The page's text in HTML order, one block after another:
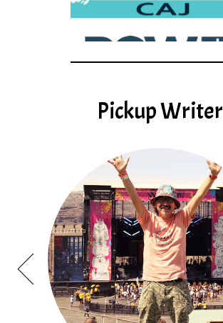
Pickup Writer